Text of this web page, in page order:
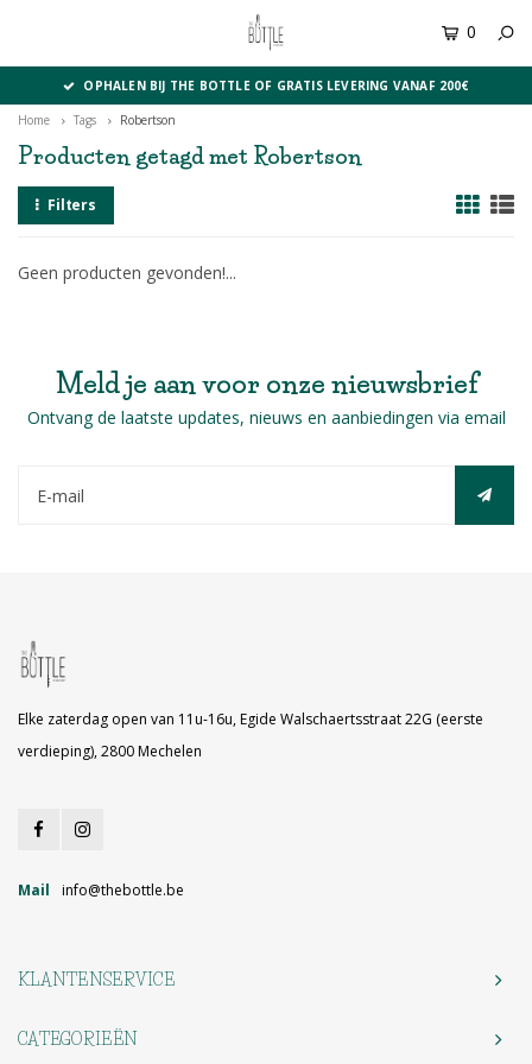
0
OPHALEN BIJ THE BOTTLE OF GRATIS LEVERING VANAF 200€
Home Tags Robertson
Producten getagd met Robertson
Filters
Geen producten gevonden!...
Meld je aan voor onze nieuwsbrief
Ontvang de laatste updates, nieuws en aanbiedingen via email
Elke zaterdag open van 11u-16u, Egide Walschaertsstraat 22G (eerste
verdieping), 2800 Mechelen
Mail info@thebottle.be
KLANTENSERVICE
CATEGORIEËN